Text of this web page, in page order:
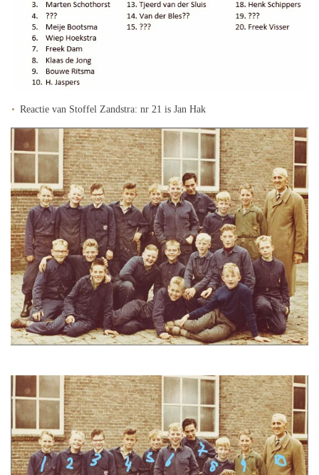
Reactie van Stoffel Zandstra: nr 21 is Jan Hak